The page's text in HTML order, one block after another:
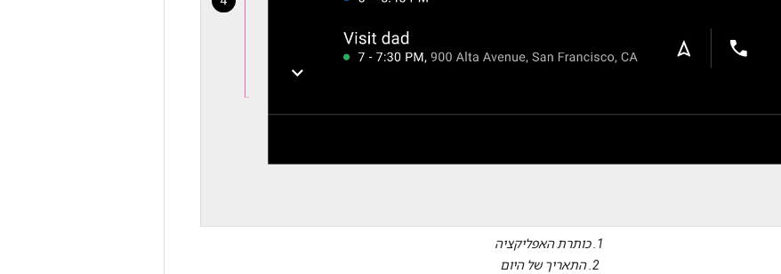
1. כותרת האפליקציה
2. התאריך של היום